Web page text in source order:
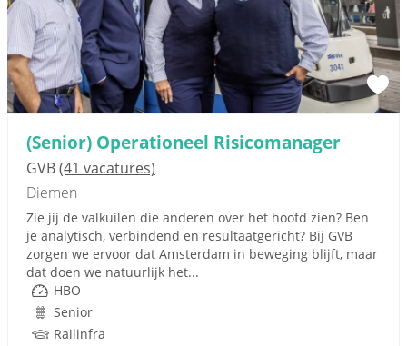
(Senior) Operationeel Risicomanager
GVB(41 vacatures)
Diemen
Zie jij de valkuilen die anderen over het hoofd zien? Ben
je analytisch, verbindend en resultaatgericht? Bij GVB
zorgen we ervoor dat Amsterdam in beweging blijft, maar
dat doen we natuurlijk het...
HBO
Senior
Railinfra